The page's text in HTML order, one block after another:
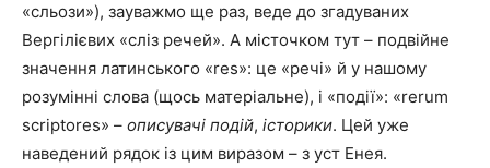
«сльози»), зауважмо ще раз, веде до згадуваних
Вергілієвих «сліз речей». А місточком тут – подвійне
значення латинського «res»: це «речі» й у нашому
розумінні слова (щось матеріальне), і «події»: «rerum
scriptores» – описувачі подій, історики. Цей уже
наведений рядок із цим виразом – з уст Енея.